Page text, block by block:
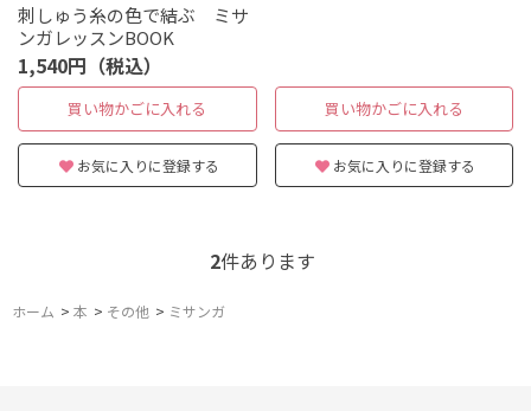
刺しゅう糸の色で結ぶ ミサ
ンガレッスンBOOK
1,540円（税込）
買い物かごに入れる
お気に入りに登録する
買い物かごに入れる
お気に入りに登録する
2件あります
ホーム > 本 > その他 > ミサンガ